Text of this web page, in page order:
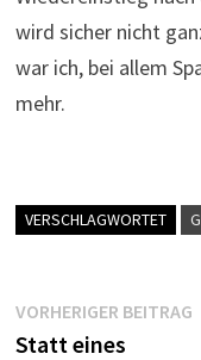
wird sicher nicht
war ich, bei allem
mehr.
VERSCHLAGWORTET
VORHERIGER BEITRAG
Statt eines